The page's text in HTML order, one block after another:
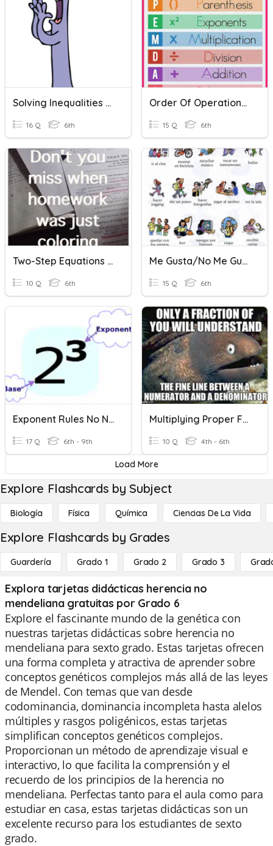
Solving Inequalities (No Negative Coefficients)
16 Q 6th
Order Of Operations (no Exponents)
15 Q 6th
Two-Step Equations (no Negatives)
10 Q 6th
Me Gusta/No Me Gusta
15 Q 6th
Exponent Rules No Negative Exponents
17 Q 6th - 9th
Multiplying Proper Fractions (no Simplifying)
10 Q 4th - 6th
Load More
Explore Flashcards by Subject
Biología Física Química Ciencias De La Vida
Explore Flashcards by Grades
Guardería Grado 1 Grado 2 Grado 3
Explora tarjetas didácticas herencia no
mendeliana gratuitas por Grado 6
Explore el fascinante mundo de la genética con
nuestras tarjetas didácticas sobre herencia no
mendeliana para sexto grado. Estas tarjetas ofrecen
una forma completa y atractiva de aprender sobre
conceptos genéticos complejos más allá de las leyes
de Mendel. Con temas que van desde
codominancia, dominancia incompleta hasta alelos
múltiples y rasgos poligénicos, estas tarjetas
simplifican conceptos genéticos complejos.
Proporcionan un método de aprendizaje visual e
interactivo, lo que facilita la comprensión y el
recuerdo de los principios de la herencia no
mendeliana. Perfectas tanto para el aula como para
estudiar en casa, estas tarjetas didácticas son un
excelente recurso para los estudiantes de sexto
grado.